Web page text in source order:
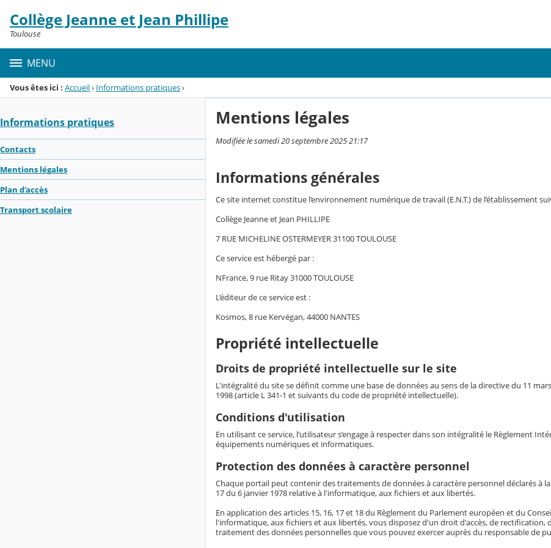
Menu de la rubrique
Contenu
Collège Jeanne et Jean Phillipe
Toulouse
MENU
Vous êtes ici : Accueil› Informations pratiques›
Informations pratiques
Contacts
Mentions légales
Plan d'accès
Transport scolaire
Mentions légales
Modifiée le samedi 20 septembre 2025 21:17
Informations générales
Ce site internet constitue l’environnement numérique de travail (E.N.T.) de l’établissement
Collège Jeanne et Jean PHILLIPE
7 RUE MICHELINE OSTERMEYER 31100 TOULOUSE
Ce service est hébergé par :
NFrance, 9 rue Ritay 31000 TOULOUSE
L’éditeur de ce service est :
Kosmos, 8 rue Kervégan, 44000 NANTES
Propriété intellectuelle
Droits de propriété intellectuelle sur le site
L'intégralité du site se définit comme une base de données au sens de la directive du 11
1998 (article L 341-1 et suivants du code de propriété intellectuelle).
Conditions d'utilisation
En utilisant ce service, l’utilisateur s’engage à respecter dans son intégralité le Règlement
équipements numériques et informatiques.
Protection des données à caractère personnel
Chaque portail peut contenir des traitements de données à caractère personnel déclarés à
17 du 6 janvier 1978 relative à l'informatique, aux fichiers et aux libertés.
En application des articles 15, 16, 17 et 18 du Règlement du Parlement européen et du
l'informatique, aux fichiers et aux libertés, vous disposez d'un droit d'accès, de
traitement des données personnelles que vous pouvez exercer auprès du responsable de